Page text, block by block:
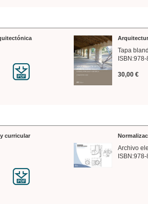
Tapa
30,00 €
curricular
Archivo